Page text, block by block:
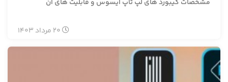
مشخصات کیبورد های لپ تاپ ایسوس و قابلیت های آن
20 مرداد 1403